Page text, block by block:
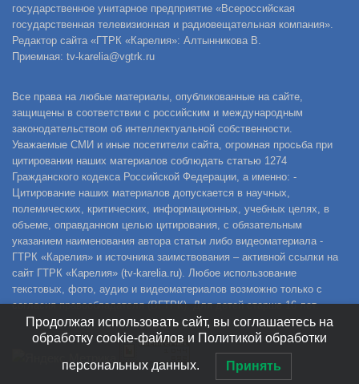
государственное унитарное предприятие «Всероссийская
государственная телевизионная и радиовещательная компания».
Редактор сайта «ГТРК «Карелия»: Алтынникова В.
Приемная: tv-karelia@vgtrk.ru
Все права на любые материалы, опубликованные на сайте,
защищены в соответствии с российским и международным
законодательством об интеллектуальной собственности.
Уважаемые СМИ и иные посетители сайта, огромная просьба при
цитировании наших материалов соблюдать статью 1274
Гражданского кодекса Российской Федерации, а именно: -
Цитирование наших материалов допускается в научных,
полемических, критических, информационных, учебных целях, в
объеме, оправданном целью цитирования, с обязательным
указанием наименования автора статьи либо видеоматериала -
ГТРК «Карелия» и источника заимствования – активной ссылки на
сайт ГТРК «Карелия» (tv-karelia.ru). Любое использование
текстовых, фото, аудио и видеоматериалов возможно только с
согласия правообладателя (ВГТРК). Для детей старше 16 лет.
Продолжая использовать сайт, вы соглашаетесь на
обработку cookie-файлов и Политикой обработки
персональных данных. Принять